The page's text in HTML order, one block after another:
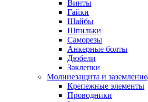
Винты
Гайки
Шайбы
Шпильки
Саморезы
Анкерные болты
Дюбели
Заклепки
Молниезащита и заземление
Крепежные элементы
Проводники